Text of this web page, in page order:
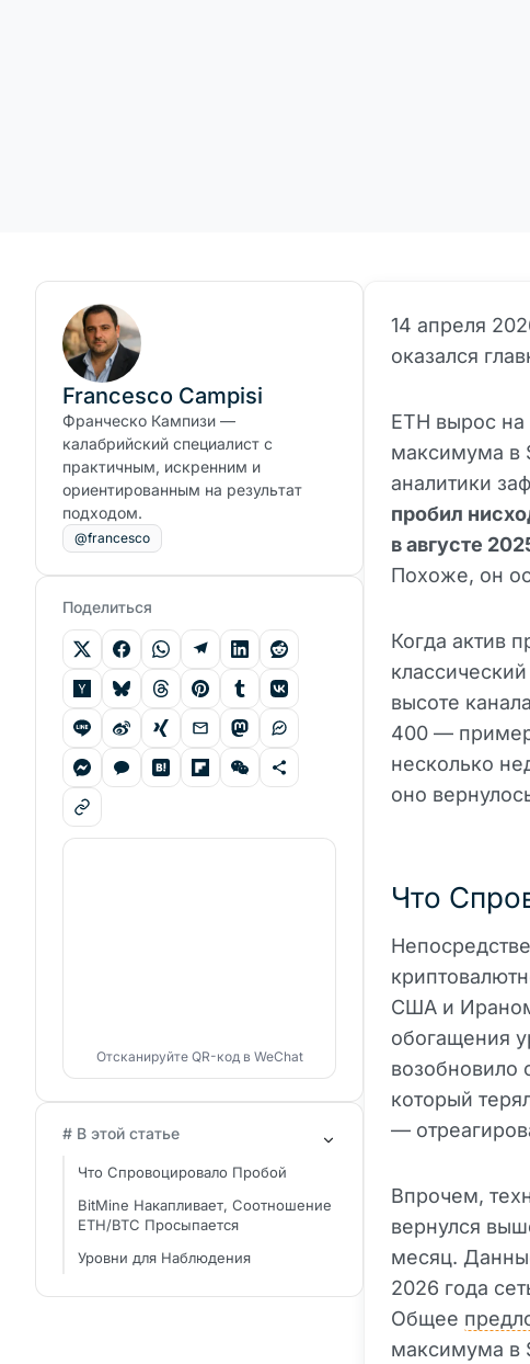
14 апреля
оказался
ETH вырос
максимума в
аналитики
пробил
в августе
Похоже, он
Когда актив
классический
высоте
400 —
несколько
оно
Что
США и
обогащения
возобновило
который
—
Впрочем,
вернулся
месяц.
2026 года
Общее
максимума в
Francesco Campisi
Франческо Кампизи —
калабрийский специалист с
практичным, искренним и
ориентированным на результат
подходом.
@francesco
Поделиться
Отсканируйте QR-код в WeChat
# В этой статье
Что Спровоцировало Пробой
BitMine Накапливает, Соотношение
ETH/BTC Просыпается
Уровни для Наблюдения